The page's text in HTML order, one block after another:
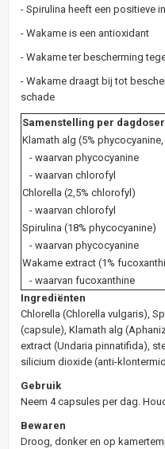
- Spirulina heeft een positieve
- Wakame is een antioxidant
- Wakame ter bescherming
- Wakame draagt bij tot
schade
Samenstelling per
Klamath alg (5%
- waarvan phycocyanine
- waarvan chlorofyl
Chlorella (2,5% chlorofyl)
- waarvan chlorofyl
Spirulina (18% phycocyanine)
- waarvan phycocyanine
Wakame extract (1%
- waarvan fucoxanthine
Ingrediënten
Chlorella (Chlorella vulgaris),
(capsule), Klamath alg
extract (Undaria pinnatifida),
silicium dioxide (anti-
Gebruik
Neem 4 capsules per dag.
Bewaren
Droog, donker en op